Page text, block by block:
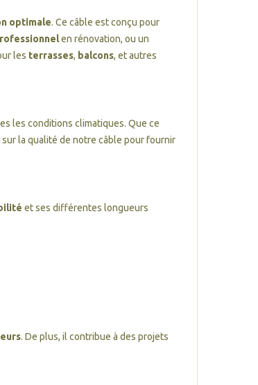
optimale. Ce câble est conçu pour
en rénovation, ou un
les terrasses, balcons, et autres
les conditions climatiques. Que ce
la qualité de notre câble pour fournir
et ses différentes longueurs
. De plus, il contribue à des projets